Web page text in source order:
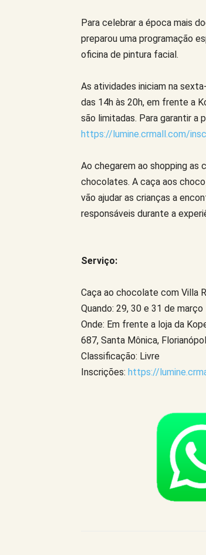
Para celebrar a época mais
preparou uma programação
oficina de pintura facial.
As atividades iniciam na
das 14h às 20h, em frente a
são limitadas. Para garantir a
https://lumine.crmall.com/
Ao chegarem ao shopping as
chocolates. A caça aos
vão ajudar as crianças a
responsáveis durante a
Serviço:
Caça ao chocolate com Villa
Quando: 29, 30 e 31 de março
Onde: Em frente a loja da
687, Santa Mônica,
Classificação: Livre
Inscrições: https://